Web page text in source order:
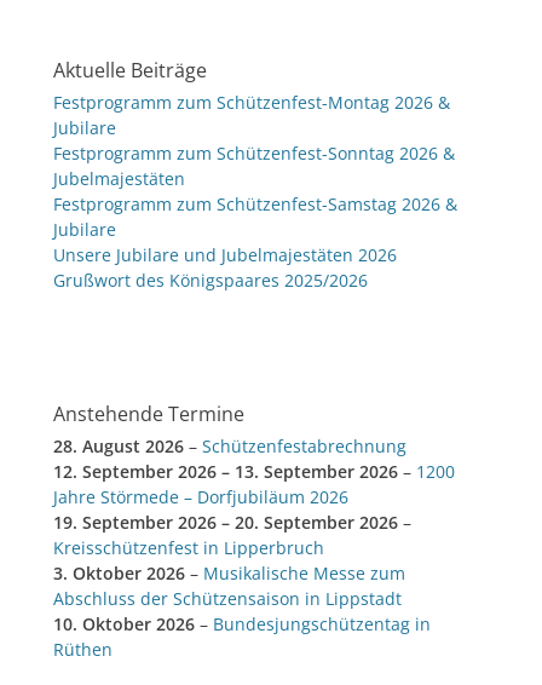
Aktuelle Beiträge
Festprogramm zum Schützenfest-Montag 2026 &
Jubilare
Festprogramm zum Schützenfest-Sonntag 2026 &
Jubelmajestäten
Festprogramm zum Schützenfest-Samstag 2026 &
Jubilare
Unsere Jubilare und Jubelmajestäten 2026
Grußwort des Königspaares 2025/2026
Anstehende Termine
28. August 2026 – Schützenfestabrechnung
12. September 2026 – 13. September 2026 – 1200
Jahre Störmede – Dorfjubiläum 2026
19. September 2026 – 20. September 2026 –
Kreisschützenfest in Lipperbruch
3. Oktober 2026 – Musikalische Messe zum
Abschluss der Schützensaison in Lippstadt
10. Oktober 2026 – Bundesjungschützentag in
Rüthen